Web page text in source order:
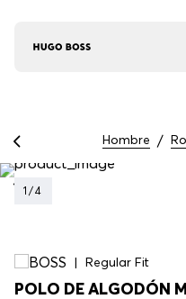
Hombre
1 /4
Regular Fit
POLO DE ALGODÓN
Asistente Virtual
en línea